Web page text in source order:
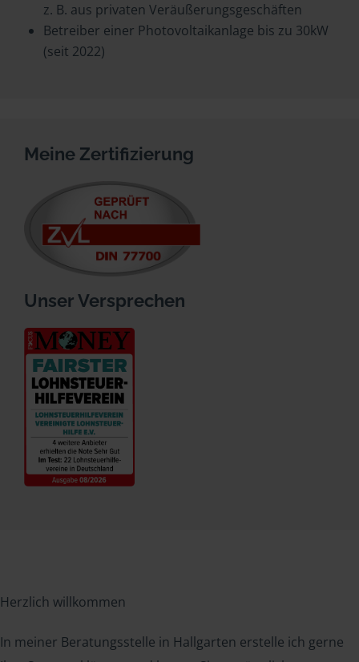
z. B. aus privaten Veräußerungsgeschäften
Betreiber einer Photovoltaikanlage bis zu 30kW
(seit 2022)
Meine Zertifizierung
Unser Versprechen
Herzlich willkommen
In meiner Beratungsstelle in Hallgarten erstelle ich gerne